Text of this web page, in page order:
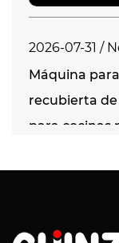
2026-07-31 /
Máquina
recubierta
para cocinas
LEER MÁS
2026-07-24 /